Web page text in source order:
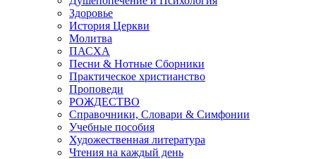
Здоровье
История Церкви
Молитва
ПАСХА
Песни & Нотные Сборники
Практическое христианство
Проповеди
РОЖДЕСТВО
Справочники, Словари & Симфонии
Учебные пособия
Художественная литература
Чтения на каждый день